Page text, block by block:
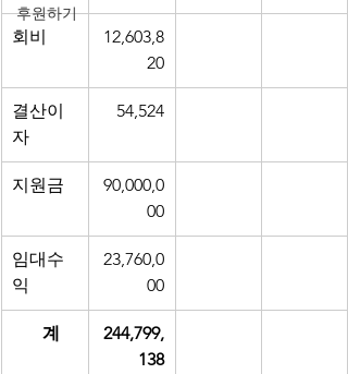
후원하기
회비
12,603,8
20
결산이
자
54,524
지원금
90,000,0
00
임대수
익
23,760,0
00
계
244,799,
138